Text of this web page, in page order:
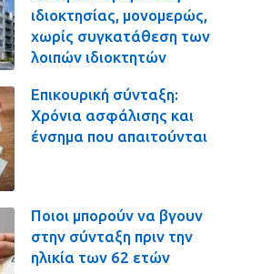
ιδιοκτησίας, μονομερώς,
χωρίς συγκατάθεση των
λοιπών ιδιοκτητών
Επικουρική σύνταξη:
Χρόνια ασφάλισης και
ένσημα που απαιτούνται
Ποιοι μπορούν να βγουν
στην σύνταξη πριν την
ηλικία των 62 ετών